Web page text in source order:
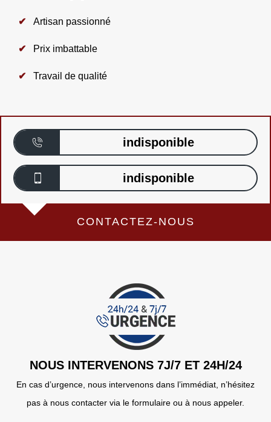
Artisan passionné
Prix imbattable
Travail de qualité
indisponible
indisponible
CONTACTEZ-NOUS
NOUS INTERVENONS 7J/7 ET 24H/24
En cas d’urgence, nous intervenons dans l’immédiat, n’hésitez
pas à nous contacter via le formulaire ou à nous appeler.